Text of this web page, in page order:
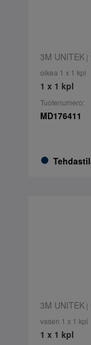
3M UNITEK|
oikea 1 x 1 kpl
1 x 1 kpl
Tuotenumero:
MD176411
3M UNITEK|
vasen 1 x 1 kpl
1 x 1 kpl